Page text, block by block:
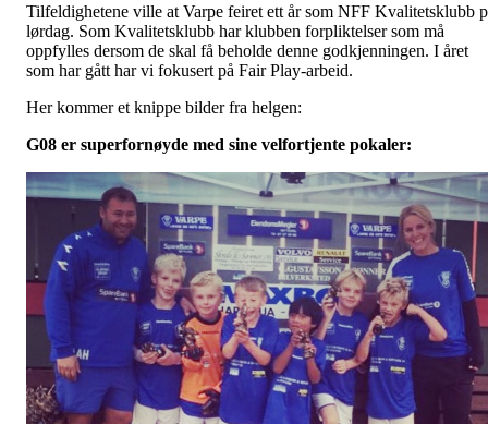
Tilfeldighetene ville at Varpe feiret ett år som NFF Kvalitetsklubb
lørdag. Som Kvalitetsklubb har klubben forpliktelser som må
oppfylles dersom de skal få beholde denne godkjenningen. I året
som har gått har vi fokusert på Fair Play-arbeid.
Her kommer et knippe bilder fra helgen:
G08 er superfornøyde med sine velfortjente pokaler: